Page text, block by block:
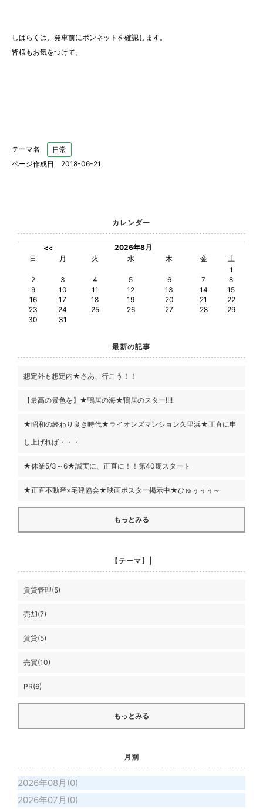
しばらくは、発車前にボンネットを確認します。
皆様もお気をつけて。
テーマ名
日常
ページ作成日 2018-06-21
カレンダー
<<
2026年8月
日
月 火 水 木 金
土
1
2
3 4 5 6 7
8
9
10 11 12 13 14
15
16
17 18 19 20 21
22
23
24 25 26 27 28
29
30
31
最新の記事
想定外も想定内★さあ、行こう！！
【最高の景色を】★鴨居の海★鴨居のスター!!!!
★昭和の終わり良き時代★ライオンズマンション久里浜★正直に申
し上げれば・・・
★休業5/3～6★誠実に、正直に！！第40期スタート
★正直不動産×宅建協会★映画ポスター掲示中★ひゅぅぅぅ～
もっとみる
【テーマ】|
賃貸管理(5)
売却(7)
賃貸(5)
売買(10)
PR(6)
もっとみる
月別
2026年08月(0)
2026年07月(0)